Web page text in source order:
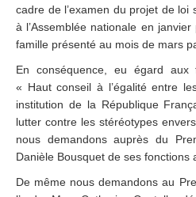
cadre de l’examen du projet de loi
à l’Assemblée nationale en
famille présenté au mois de mars
En conséquence, eu égard aux
« Haut conseil à l’égalité entre
institution de la République
lutter contre les stéréotypes
nous demandons auprès du
Danièle Bousquet de ses fonctions
De même nous demandons au